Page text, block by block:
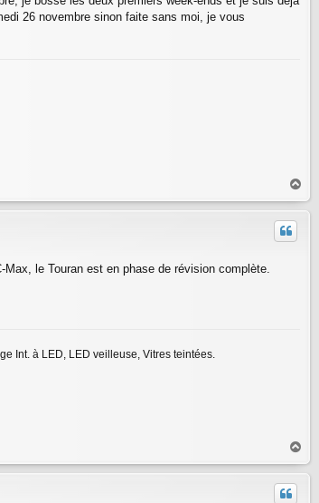
26 novembre sinon faite sans moi, je vous
a
u
le Touran est en phase de révision complète.
Int. à LED, LED veilleuse, Vitres teintées.
a
u